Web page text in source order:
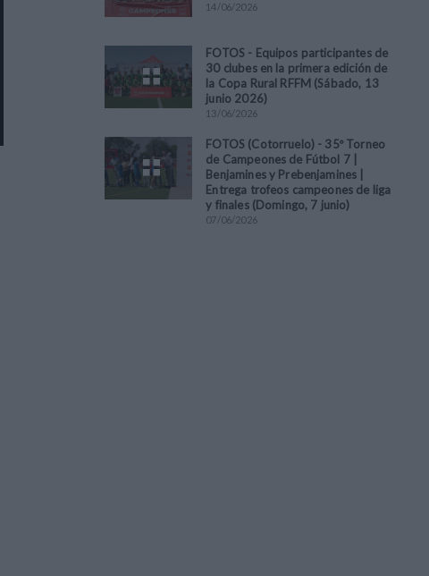
14/06/2026
FOTOS - Equipos participantes de
30 clubes en la primera edición de
la Copa Rural RFFM (Sábado, 13
junio 2026)
13/06/2026
FOTOS (Cotorruelo) - 35º Torneo
de Campeones de Fútbol 7 |
Benjamines y Prebenjamines |
Entrega trofeos campeones de liga
y finales (Domingo, 7 junio)
07/06/2026